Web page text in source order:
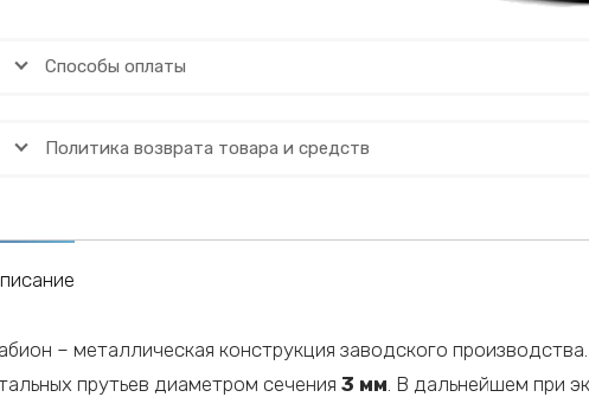
Способы оплаты
Политика возврата товара и средств
– металлическая конструкция заводского
прутьев диаметром сечения 3 мм . В дальнейшем при